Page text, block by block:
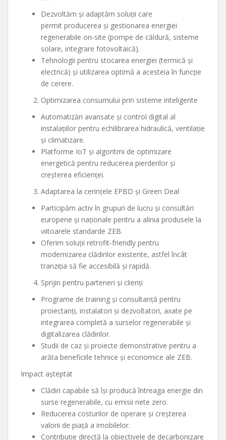
Dezvoltăm și adaptăm soluții care
permit producerea și gestionarea energiei
regenerabile on‑site (pompe de căldură, sisteme
solare, integrare fotovoltaică).
Tehnologii pentru stocarea energiei (termică și
electrică) și utilizarea optimă a acesteia în funcție
de cerere.
Optimizarea consumului prin sisteme inteligente
Automatizări avansate și control digital al
instalațiilor pentru echilibrarea hidraulică, ventilație
și climatizare.
Platforme IoT și algoritmi de optimizare
energetică pentru reducerea pierderilor și
creșterea eficienței.
Adaptarea la cerințele EPBD și Green Deal
Participăm activ în grupuri de lucru și consultări
europene și naționale pentru a alinia produsele la
viitoarele standarde ZEB.
Oferim soluții retrofit‑friendly pentru
modernizarea clădirilor existente, astfel încât
tranziția să fie accesibilă și rapidă.
Sprijin pentru parteneri și clienți
Programe de training și consultanță pentru
proiectanți, instalatori și dezvoltatori, axate pe
integrarea completă a surselor regenerabile și
digitalizarea clădirilor.
Studii de caz și proiecte demonstrative pentru a
arăta beneficiile tehnice și economice ale ZEB.
Impact așteptat
Clădiri capabile să își producă întreaga energie din
surse regenerabile, cu emisii nete zero.
Reducerea costurilor de operare și creșterea
valorii de piață a imobilelor.
Contribuție directă la obiectivele de decarbonizare